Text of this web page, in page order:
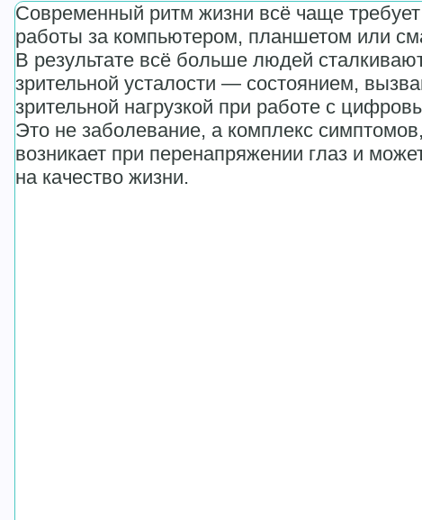
Современный ритм жизни всё чаще
работы за компьютером, планшетом или
В результате всё больше людей
зрительной усталости — состоянием,
зрительной нагрузкой при работе с
Это не заболевание, а комплекс
возникает при перенапряжении глаз и
на качество жизни.